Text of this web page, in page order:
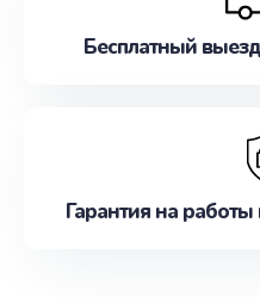
Бесплатный
Гарантия на работы